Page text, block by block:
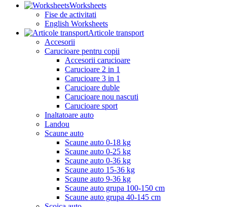
Worksheets
Fise de activitati
English Worksheets
Articole transport
Accesorii
Carucioare pentru copii
Accesorii carucioare
Carucioare 2 in 1
Carucioare 3 in 1
Carucioare duble
Carucioare nou nascuti
Carucioare sport
Inaltatoare auto
Landou
Scaune auto
Scaune auto 0-18 kg
Scaune auto 0-25 kg
Scaune auto 0-36 kg
Scaune auto 15-36 kg
Scaune auto 9-36 kg
Scaune auto grupa 100-150 cm
Scaune auto grupa 40-145 cm